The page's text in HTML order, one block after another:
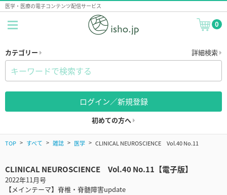
医学・医療の電子コンテンツ配信サービス
0
カテゴリー 詳細検索
ログイン／新規登録
初めての方へ
TOP すべて 雑誌 医学 CLINICAL NEUROSCIENCE Vol.40 No.11
CLINICAL NEUROSCIENCE Vol.40 No.11【電子版】
2022年11月号
【メインテーマ】脊椎・脊髄障害update